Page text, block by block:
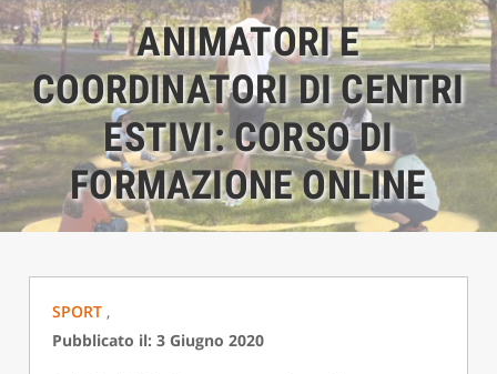
ANIMATORI E
COORDINATORI DI CENTRI
ESTIVI: CORSO DI
FORMAZIONE ONLINE
SPORT ,
Pubblicato il: 3 Giugno 2020